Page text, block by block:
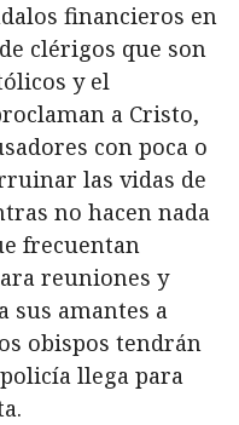
financieros en
clérigos que son
y el
a Cristo,
con poca o
las vidas de
no hacen nada
frecuentan
reuniones y
sus amantes a
obispos tendrán
llega para